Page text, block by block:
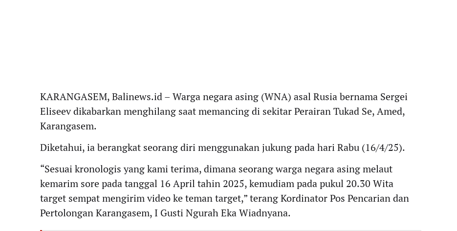
KARANGASEM, Balinews.id – Warga negara asing (WNA) asal Rusia bernama Sergei
Eliseev dikabarkan menghilang saat memancing di sekitar Perairan Tukad Se, Amed,
Karangasem.
Diketahui, ia berangkat seorang diri menggunakan jukung pada hari Rabu (16/4/25).
“Sesuai kronologis yang kami terima, dimana seorang warga negara asing melaut
kemarim sore pada tanggal 16 April tahin 2025, kemudiam pada pukul 20.30 Wita
target sempat mengirim video ke teman target,” terang Kordinator Pos Pencarian dan
Pertolongan Karangasem, I Gusti Ngurah Eka Wiadnyana.